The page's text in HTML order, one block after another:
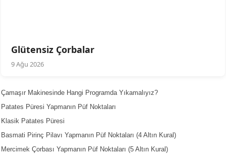
Glütensiz Çorbalar
9 Ağu 2026
Çamaşır Makinesinde Hangi Programda Yıkamalıyız?
Patates Püresi Yapmanın Püf Noktaları
Klasik Patates Püresi
Basmati Pirinç Pilavı Yapmanın Püf Noktaları (4 Altın Kural)
Mercimek Çorbası Yapmanın Püf Noktaları (5 Altın Kural)